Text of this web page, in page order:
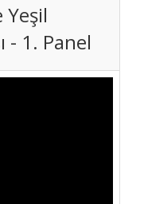
Yeşil
- 1. Panel